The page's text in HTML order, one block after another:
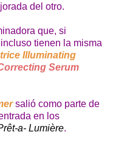
del otro.
que, si
incluso tienen la misma
Illuminating
Serum
salió como parte de
en los
a- Lumière.